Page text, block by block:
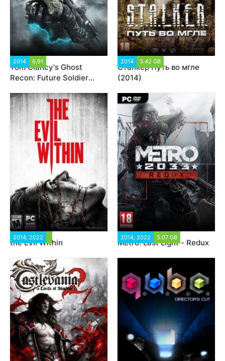
2014 6,91
Tom Clancy's Ghost
Recon: Future Soldier
2014 3.42 GB
Сталкер Путь во мгле
(2014)
2014, 2022
the Evil Within
2014, 2022 5.07 GB
Metro: Last Light - Redux